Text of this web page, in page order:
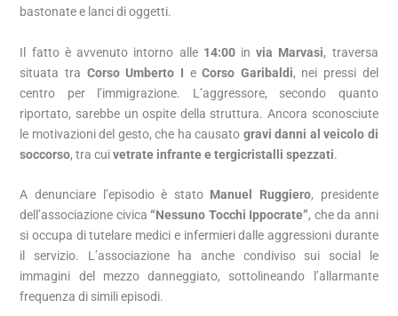
bastonate e lanci di oggetti.
Il fatto è avvenuto intorno alle 14:00invia Marvasi, traversa
situata tra Corso Umberto I eCorso Garibaldi, nei pressi del
centro per l’immigrazione. L’aggressore, secondo quanto
riportato, sarebbe un ospite della struttura. Ancora sconosciute
le motivazioni del gesto, che ha causato gravi danni al veicolo di
soccorso, tra cuivetrate infrante e tergicristalli spezzati.
A denunciare l’episodio è stato Manuel Ruggiero, presidente
dell’associazione civica“Nessuno Tocchi Ippocrate”, che da anni
si occupa di tutelare medici e infermieri dalle aggressioni durante
il servizio. L’associazione ha anche condiviso sui social le
immagini del mezzo danneggiato, sottolineando l’allarmante
frequenza di simili episodi.